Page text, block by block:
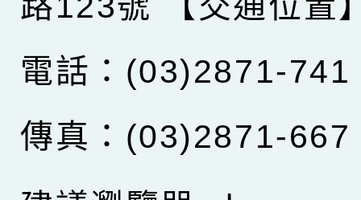
電話：(03)2871-741
傳真：(03)2871-667